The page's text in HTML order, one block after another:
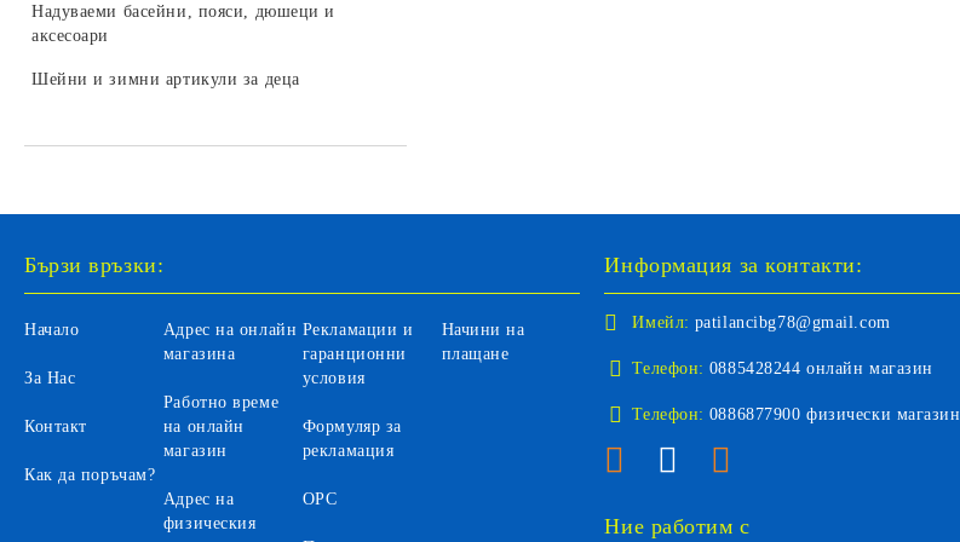
LEGO SONIC
LEGO DISNEY
LEGO Fortnite
LEGO Gabby's Dollhouse
Камиони за деца
Селскостопански машини за деца
Трансформъри и роботи
Хоби модели за сглобяване
колекционери
Бебешки играчки за легло и колички
Играчки и залъгалки за бебета
бебета
Вани и аксесоари за къпане на
бебета
Бебешки гърнета и седалки
Аксесоари за баня и тоалетна
Детски инхалатори и термометри
Надуваеми басейни, пояси, дюшеци и
аксесоари
Шейни и зимни артикули за деца
Бързи връзки:
Начало
За Нас
Контакт
Как да поръчам?
Адрес на онлайн
магазина
Работно време
на онлайн
магазин
Адрес на
физическия
Рекламации и
гаранционни
условия
Формуляр за
рекламация
ОРС
Начини на
плащане
Информация за контакти:
Имейл: patilancibg78@gmail.com
Телефон: 0885428244 онлайн магазин
Телефон: 0886877900 физически магазин
Ние работим с